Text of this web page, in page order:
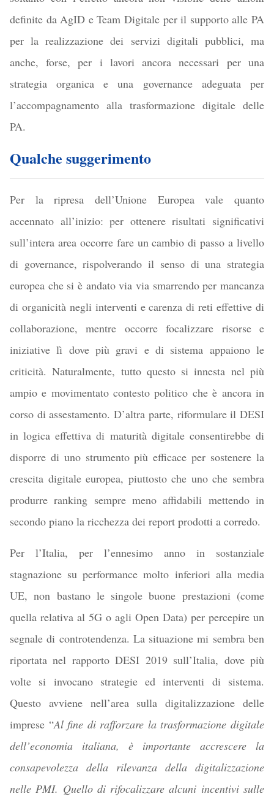
definite da AgID e Team Digitale per il supporto alle PA
per la realizzazione dei servizi digitali pubblici, ma
anche, forse, per i lavori ancora necessari per una
strategia organica e una governance adeguata per
l’accompagnamento alla trasformazione digitale delle
PA.
Qualche suggerimento
Per la ripresa dell’Unione Europea vale quanto
accennato all’inizio: per ottenere risultati significativi
sull’intera area occorre fare un cambio di passo a livello
di governance, rispolverando il senso di una strategia
europea che si è andato via via smarrendo per mancanza
di organicità negli interventi e carenza di reti effettive di
collaborazione, mentre occorre focalizzare risorse e
iniziative lì dove più gravi e di sistema appaiono le
criticità. Naturalmente, tutto questo si innesta nel più
ampio e movimentato contesto politico che è ancora in
corso di assestamento. D’altra parte, riformulare il DESI
in logica effettiva di maturità digitale consentirebbe di
disporre di uno strumento più efficace per sostenere la
crescita digitale europea, piuttosto che uno che sembra
produrre ranking sempre meno affidabili mettendo in
secondo piano la ricchezza dei report prodotti a corredo.
Per l’Italia, per l’ennesimo anno in sostanziale
stagnazione su performance molto inferiori alla media
UE, non bastano le singole buone prestazioni (come
quella relativa al 5G o agli Open Data) per percepire un
segnale di controtendenza. La situazione mi sembra ben
riportata nel rapporto DESI 2019 sull’Italia, dove più
volte si invocano strategie ed interventi di sistema.
Questo avviene nell’area sulla digitalizzazione delle
imprese “Al fine di rafforzare la trasformazione digitale
dell’economia italiana, è importante accrescere la
consapevolezza della rilevanza della digitalizzazione
nelle PMI. Quello di rifocalizzare alcuni incentivi sulle